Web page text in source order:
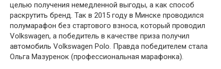
целью получения немедленной выгоды, а как способ
раскрутить бренд. Так в 2015 году в Минске проводился
полумарафон без стартового взноса, который проводил
Volkswagen, а победитель в качестве приза получил
автомобиль Volkswagen Polo. Правда победителем стала
Ольга Мазуренок (профессиональная марафонка).